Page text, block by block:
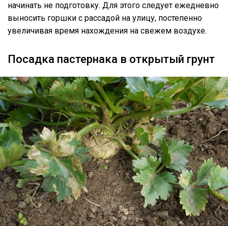
начинать не подготовку. Для этого следует ежедневно
выносить горшки с рассадой на улицу, постепенно
увеличивая время нахождения на свежем воздухе.
Посадка пастернака в открытый грунт